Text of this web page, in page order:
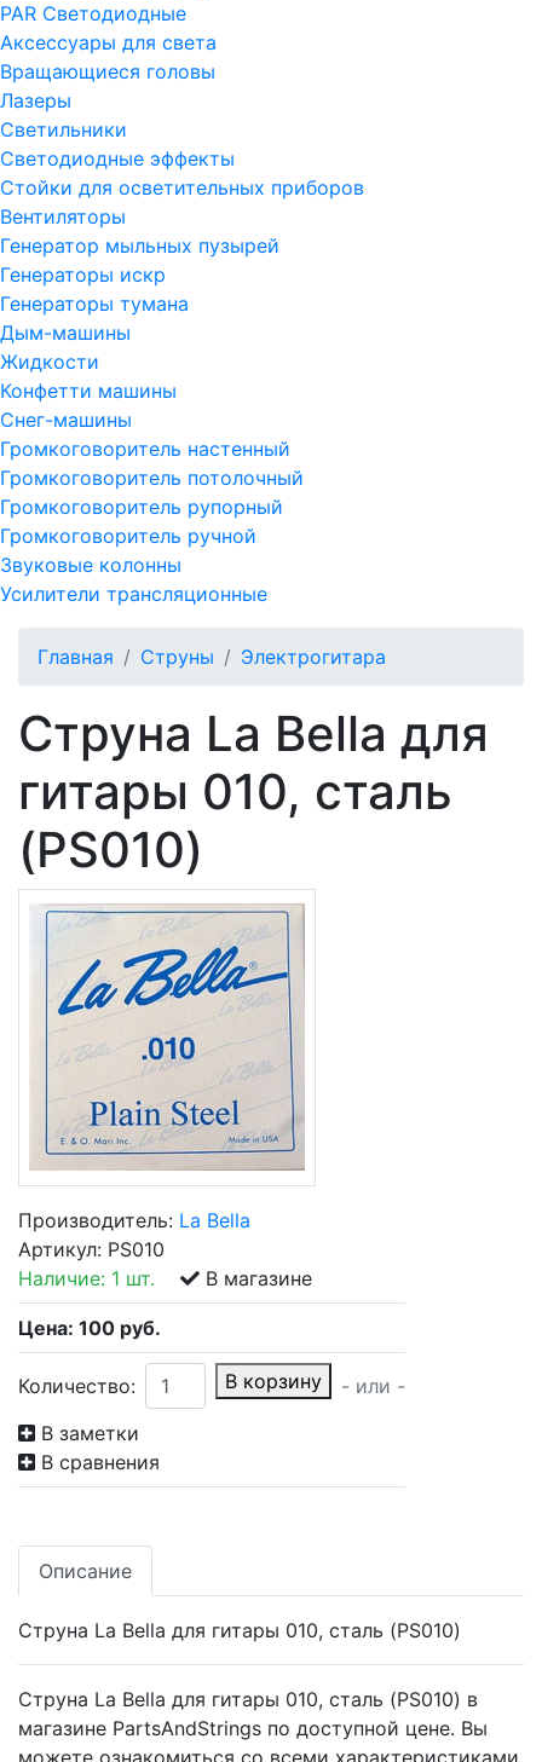
PAR Светодиодные
Аксессуары для света
Вращающиеся головы
Лазеры
Светильники
Светодиодные эффекты
Стойки для осветительных приборов
Вентиляторы
Генератор мыльных пузырей
Генераторы искр
Генераторы тумана
Дым-машины
Жидкости
Конфетти машины
Снег-машины
Громкоговоритель настенный
Громкоговоритель потолочный
Громкоговоритель рупорный
Громкоговоритель ручной
Звуковые колонны
Усилители трансляционные
Главная Струны Электрогитара
Струна La Bella для
гитары 010, сталь
(PS010)
Производитель: La Bella
Артикул: PS010
Наличие: 1 шт. В магазине
Цена: 100 руб.
Количество: В корзину
- или -
В заметки
В сравнения
Описание
Струна La Bella для гитары 010, сталь (PS010)
Струна La Bella для гитары 010, сталь (PS010) в
магазине PartsAndStrings по доступной цене. Вы
можете ознакомиться со всеми характеристиками,